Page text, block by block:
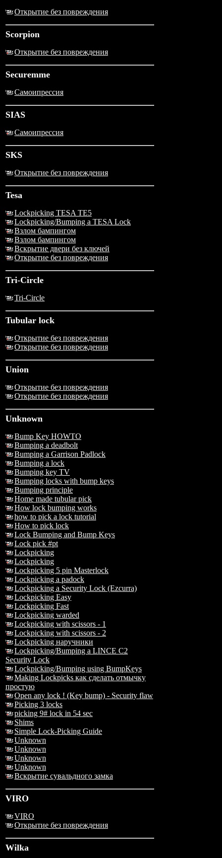
Открытие без повреждения
Scorpion
Открытие без повреждения
Securemme
Самоипрессия
SIAS
Самоипрессия
SKS
Открытие без повреждения
Tesa
Lockpicking TESA TE5
Lockpicking/Bumping a TESA Lock
Взлом бампингом
Взлом бампингом
Вскрытие двери без ключей
Открытие без повреждения
Tri-Circle
Tri-Circle
Tubular lock
Открытие без повреждения
Открытие без повреждения
Union
Открытие без повреждения
Открытие без повреждения
Unknown
Bump Key HOWTO
Bumping a deadbolt
Bumping a Garrison Padlock
Bumping a lock
Bumping key TV
Bumping locks with bump keys
Bumping principle
Home made tubular pick
How lock bumping works
how to pick a lock tutorial
How to pick lock
Lock Bumping and Bump Keys
Lock pick #pt
Lockpicking
Lockpicking
Lockpicking 5 pin Masterlock
Lockpicking a padock
Lockpicking a Security Lock (Ezcurra)
Lockpicking Easy
Lockpicking Fast
Lockpicking warded
Lockpicking with scissors - 1
Lockpicking with scissors - 2
Lockpicking наручники
Lockpicking/Bumping a LINCE C2
Security Lock
Lockpicking/Bumping using BumpKeys
Making Lockpicks как сделать отмычку
простую
Open any lock ! (Key bump) - Security flaw
Picking 3 locks
picking 9# lock in 54 sec
Shims
Simple Lock-Picking Guide
Unknown
Unknown
Unknown
Unknown
Вскрытие сувальдного замка
VIRO
VIRO
Открытие без повреждения
Wilka